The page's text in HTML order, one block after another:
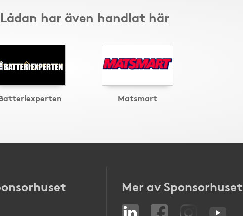
har även handlat här
Matsmart
Mer av Sponsorhuset